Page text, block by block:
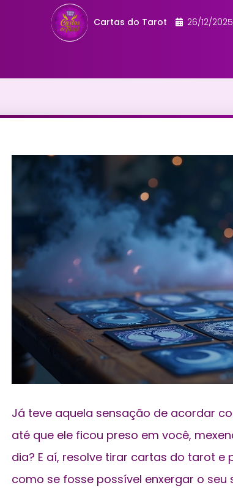
Cartas do Tarot 26/12/2025
Já teve aquela sensação de acordar
até que ele ficou preso em você,
dia? E aí, resolve tirar cartas do tarot
como se fosse possível enxergar o